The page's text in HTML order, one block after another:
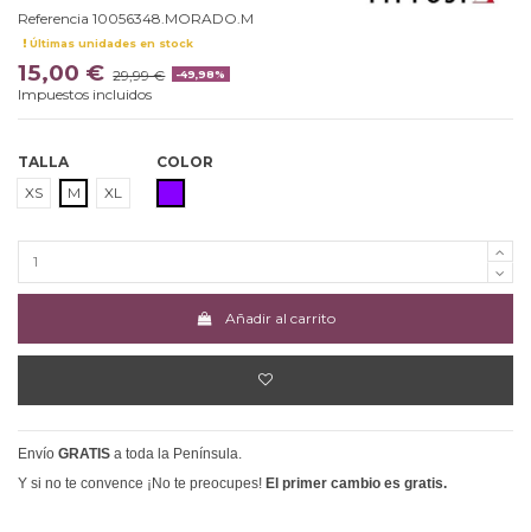
Referencia 10056348.MORADO.M
Últimas unidades en stock
15,00 € 29,99 € -49,98%
Impuestos incluidos
TALLA
XS
M XL
COLOR
Añadir al carrito
Envío GRATIS a toda la Península.
Y si no te convence ¡No te preocupes! El primer cambio es gratis.